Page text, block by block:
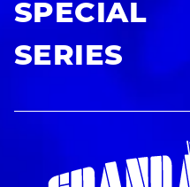
SPECIAL
SERIES